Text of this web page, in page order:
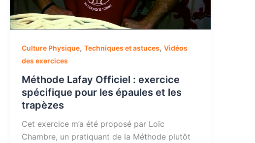
Culture Physique, Techniques et astuces, Vidéos
des exercices
Méthode Lafay Officiel : exercice
spécifique pour les épaules et les
trapèzes
Cet exercice m’a été proposé par Loïc
Chambre, un pratiquant de la Méthode plutôt